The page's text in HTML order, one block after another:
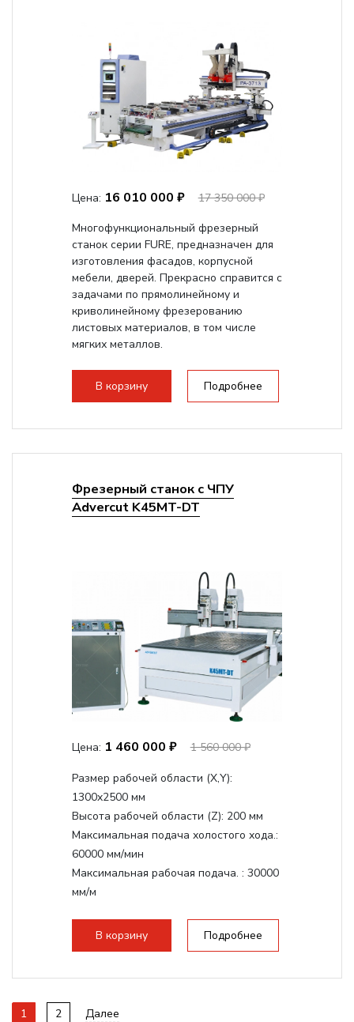
Цена: 16 010 000 ₽
17 350 000 ₽
Многофункциональный фрезерный
станок серии FURE, предназначен для
изготовления фасадов, корпусной
мебели, дверей. Прекрасно справится с
задачами по прямолинейному и
криволинейному фрезерованию
листовых материалов, в том числе
мягких металлов.
В корзину Подробнее
Фрезерный станок с ЧПУ
Advercut K45MT-DT
Цена: 1 460 000 ₽ 1 560 000 ₽
Размер рабочей области (Х,Y):
1300x2500 мм
Высота рабочей области (Z): 200 мм
Максимальная подача холостого хода.:
60000 мм/мин
Максимальная рабочая подача. : 30000
мм/м
стандартно:Вакуумный стол
Цанговый патрон:ER32
В корзину Подробнее
1 2 Далее